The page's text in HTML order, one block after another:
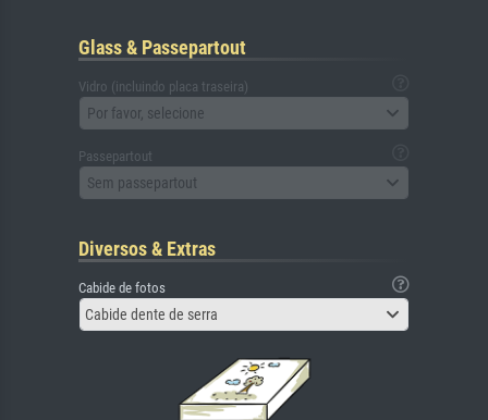
Glass & Passepartout
Vidro (incluindo placa traseira)
Por favor, selecione
Passepartout
Sem passepartout
Diversos & Extras
Cabide de fotos
Cabide dente de serra